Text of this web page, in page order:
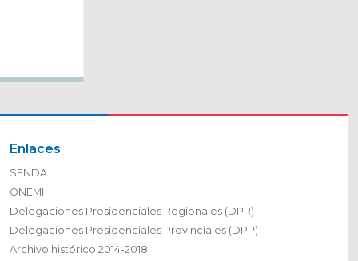
Enlaces
SENDA
ONEMI
Delegaciones Presidenciales Regionales (DPR)
Delegaciones Presidenciales Provinciales (DPP)
Archivo histórico 2014-2018